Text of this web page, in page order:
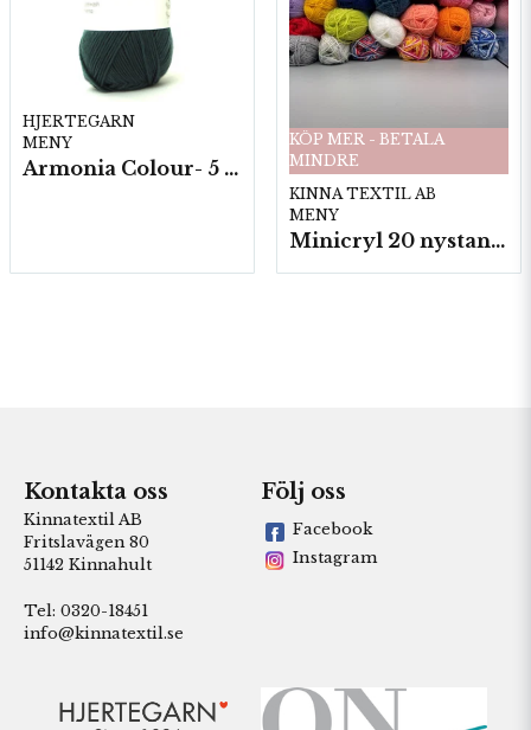
HJERTEGARN
MENY
Armonia Colour- 5 härv/fp. a100 g.
KÖP MER - BETALA
MINDRE
KINNA TEXTIL AB
MENY
Minicryl 20 nystan a25g./fp.
Kontakta oss
Kinnatextil AB
Fritslavägen 80
51142 Kinnahult
Tel: 0320-18451
info@kinnatextil.se
Följ oss
Facebook
Instagram